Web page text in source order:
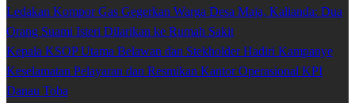
Ledakan Kompor Gas Gegerkan Warga Desa Maja, Kalianda: Dua
Orang Suami Isteri Dilarikan ke Rumah Sakit
Kepala KSOP Utama Belawan dan Stekholder Hadiri Kampanye
Keselamatan Pelayaran dan Resmikan Kantor Operasional KPI
Danau Toba